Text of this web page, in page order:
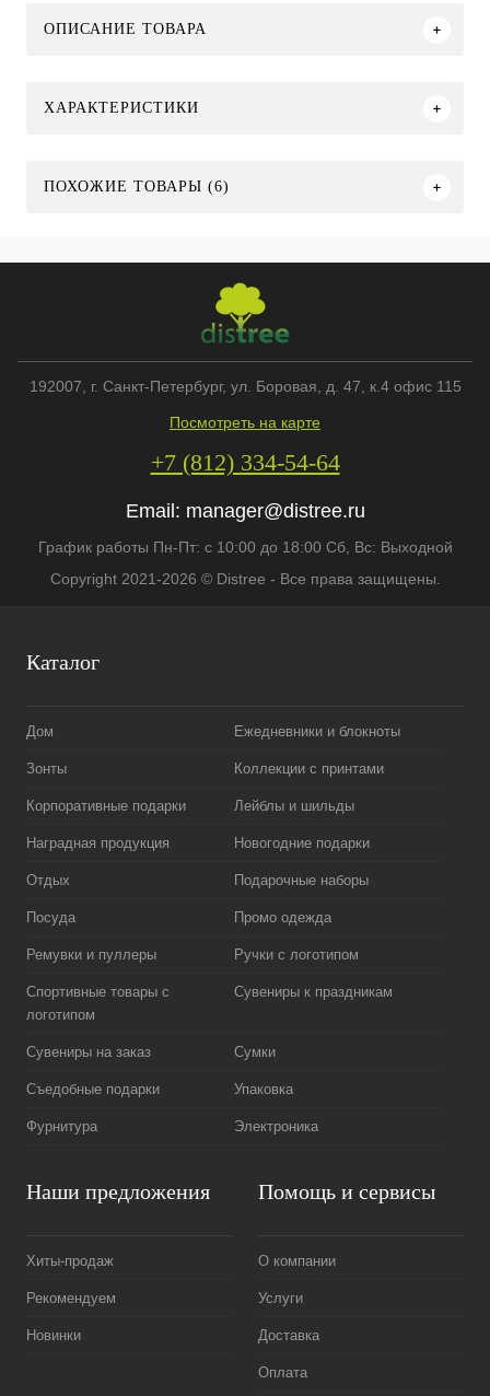
ОПИСАНИЕ ТОВАРА
ХАРАКТЕРИСТИКИ
ПОХОЖИЕ ТОВАРЫ (6)
Каталог
Дом Ежедневники и блокноты
Зонты Коллекции с принтами
Корпоративные подарки Лейблы и шильды
Наградная продукция Новогодние подарки
Отдых Подарочные наборы
Посуда Промо одежда
Ремувки и пуллеры Ручки с логотипом
Спортивные товары с
логотипом
Сувениры к праздникам
Сувениры на заказ Сумки
Съедобные подарки Упаковка
Фурнитура Электроника
Наши предложения
Хиты-продаж
Рекомендуем
Новинки
Помощь и сервисы
О компании
Услуги
Доставка
Оплата
192007 , г. Санкт-Петербург, ул. Боровая, д. 47, к.4 офис 115
Посмотреть на карте
+7 (812) 334-54-64
Email: manager@distree.ru
График работы Пн-Пт: с 10:00 до 18:00 Сб, Вс: Выходной
Copyright 2021-2026 © Distree - Все права защищены.